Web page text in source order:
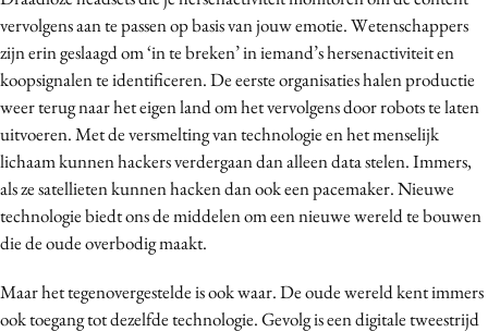
vervolgens aan te passen op basis van jouw emotie. Wetenschappers
zijn erin geslaagd om ‘in te breken’ in iemand’s hersenactiviteit en
koopsignalen te identificeren. De eerste organisaties halen productie
weer terug naar het eigen land om het vervolgens door robots te laten
uitvoeren. Met de versmelting van technologie en het menselijk
lichaam kunnen hackers verdergaan dan alleen data stelen. Immers,
als ze satellieten kunnen hacken dan ook een pacemaker. Nieuwe
technologie biedt ons de middelen om een nieuwe wereld te bouwen
die de oude overbodig maakt.
Maar het tegenovergestelde is ook waar. De oude wereld kent immers
ook toegang tot dezelfde technologie. Gevolg is een digitale tweestrijd